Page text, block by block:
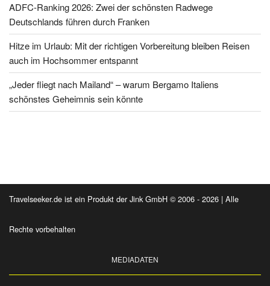
ADFC-Ranking 2026: Zwei der schönsten Radwege
Deutschlands führen durch Franken
Hitze im Urlaub: Mit der richtigen Vorbereitung bleiben Reisen
auch im Hochsommer entspannt
„Jeder fliegt nach Mailand“ – warum Bergamo Italiens
schönstes Geheimnis sein könnte
Travelseeker.de ist ein Produkt der Jink GmbH © 2006 - 2026 | Alle
Rechte vorbehalten
MEDIADATEN